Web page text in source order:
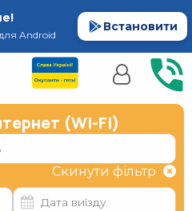
Android
Встановити
(Wi-Fi)
Скинути фільтр